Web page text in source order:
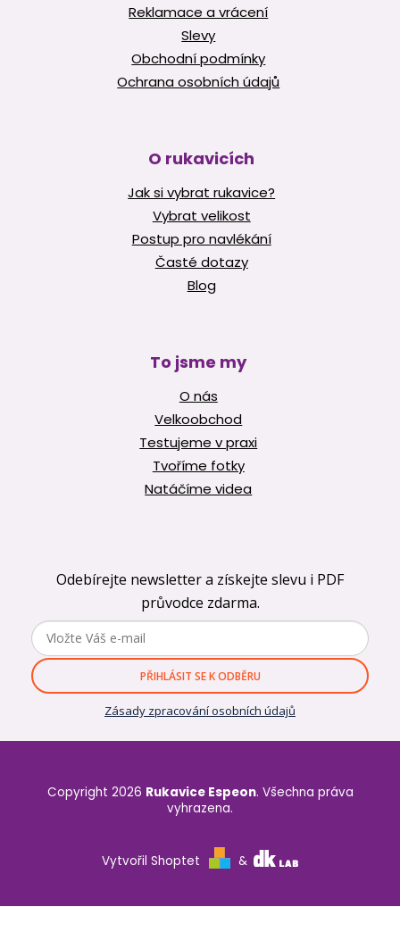
Reklamace a vrácení
Slevy
Obchodní podmínky
Ochrana osobních údajů
O rukavicích
Jak si vybrat rukavice?
Vybrat velikost
Postup pro navlékání
Časté dotazy
Blog
To jsme my
O nás
Velkoobchod
Testujeme v praxi
Tvoříme fotky
Natáčíme videa
Odebírejte newsletter a získejte slevu i PDF
průvodce zdarma.
PŘIHLÁSIT SE K ODBĚRU
Zásady zpracování osobních údajů
Vytvořil Shoptet &
Copyright 2026 Rukavice Espeon. Všechna práva
vyhrazena.